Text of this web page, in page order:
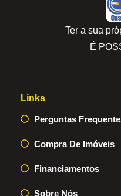
Ter a sua
É
Links
Perguntas
Compra De Imóveis
Financiamentos
Sobre Nós